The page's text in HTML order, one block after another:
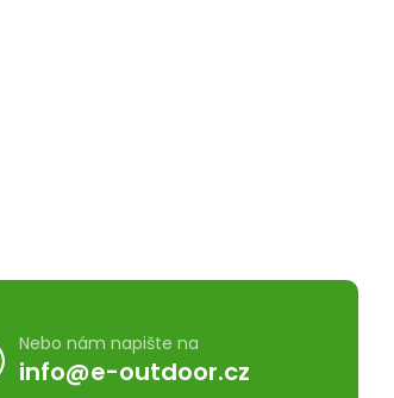
Nebo nám napište na
info@e-outdoor.cz